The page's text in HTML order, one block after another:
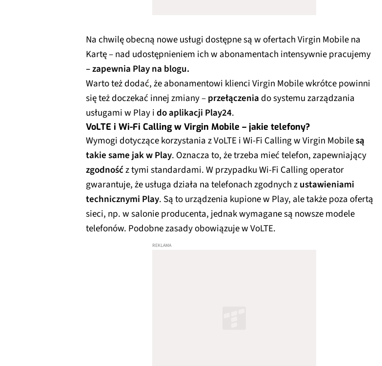
Na chwilę obecną nowe usługi dostępne są w ofertach Virgin Mobile na
Kartę – nad udostępnieniem ich w abonamentach intensywnie pracujemy
– zapewnia Play na blogu.
Warto też dodać, że abonamentowi klienci Virgin Mobile wkrótce powinni
się też doczekać innej zmiany –przełączenia do systemu zarządzania
usługami w Play ido aplikacji Play24.
VoLTE i Wi-Fi Calling w Virgin Mobile – jakie telefony?
Wymogi dotyczące korzystania z VoLTE i Wi-Fi Calling w Virgin Mobilesą
takie same jak w Play. Oznacza to, że trzeba mieć telefon, zapewniający
zgodnośćz tymi standardami. W przypadku Wi-Fi Calling operator
gwarantuje, że usługa działa na telefonach zgodnych zustawieniami
technicznymi Play. Są to urządzenia kupione w Play, ale także poza ofertą
sieci, np. w salonie producenta, jednak wymagane są nowsze modele
telefonów. Podobne zasady obowiązuje w VoLTE.